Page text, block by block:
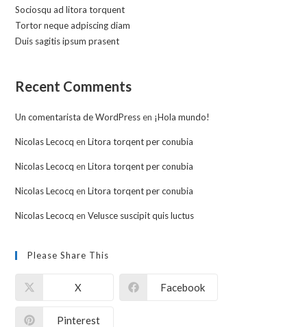
Sociosqu ad litora torquent
Tortor neque adpiscing diam
Duis sagitis ipsum prasent
Recent Comments
Un comentarista de WordPressen ¡Hola mundo!
Nicolas Lecocq enLitora torqent per conubia
Nicolas Lecocq enLitora torqent per conubia
Nicolas Lecocq enLitora torqent per conubia
Nicolas Lecocq enVelusce suscipit quis luctus
Please Share This
X Facebook
Pinterest